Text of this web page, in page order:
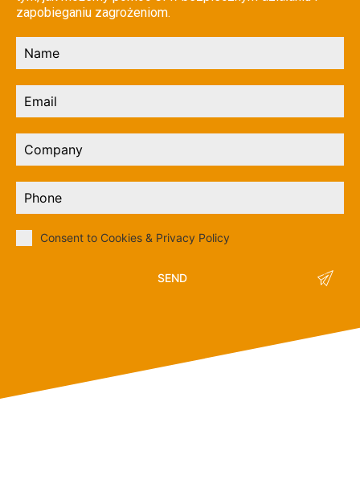
zapobieganiu zagrożeniom.
Consent to Cookies & Privacy Policy
SEND